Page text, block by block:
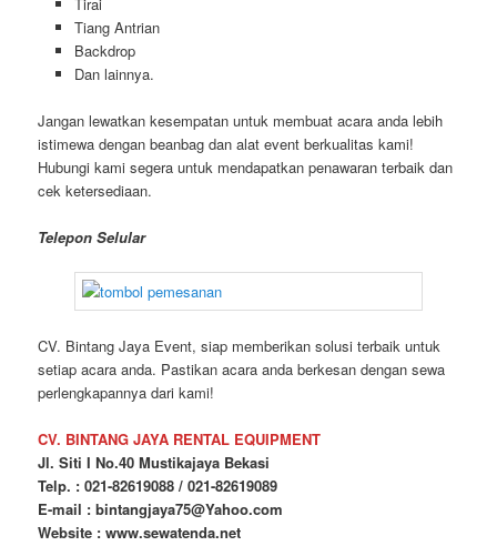
Tiang Antrian
Backdrop
Dan lainnya.
Jangan lewatkan kesempatan untuk membuat acara anda lebih
istimewa dengan beanbag dan alat event berkualitas kami!
Hubungi kami segera untuk mendapatkan penawaran terbaik dan
cek ketersediaan.
Telepon Selular
CV. Bintang Jaya Event, siap memberikan solusi terbaik untuk
setiap acara anda. Pastikan acara anda berkesan dengan sewa
perlengkapannya dari kami!
CV. BINTANG JAYA RENTAL EQUIPMENT
Jl. Siti I No.40 Mustikajaya Bekasi
Telp. : 021-82619088 / 021-82619089
E-mail : bintangjaya75@Yahoo.com
Website : www.sewatenda.net